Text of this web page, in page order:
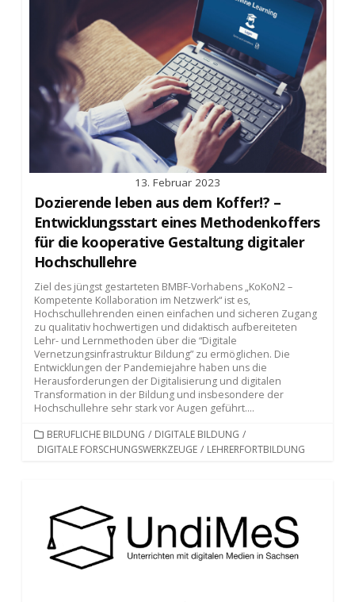
13. Februar 2023
Dozierende leben aus dem Koffer!? –
Entwicklungsstart eines Methodenkoffers
für die kooperative Gestaltung digitaler
Hochschullehre
Ziel des jüngst gestarteten BMBF-Vorhabens „KoKoN2 –
Kompetente Kollaboration im Netzwerk“ ist es,
Hochschullehrenden einen einfachen und sicheren Zugang
zu qualitativ hochwertigen und didaktisch aufbereiteten
Lehr- und Lernmethoden über die “Digitale
Vernetzungsinfrastruktur Bildung” zu ermöglichen. Die
Entwicklungen der Pandemiejahre haben uns die
Herausforderungen der Digitalisierung und digitalen
Transformation in der Bildung und insbesondere der
Hochschullehre sehr stark vor Augen geführt....
KATEGORIEN
BERUFLICHE BILDUNG / DIGITALE BILDUNG /
DIGITALE FORSCHUNGSWERKZEUGE / LEHRERFORTBILDUNG